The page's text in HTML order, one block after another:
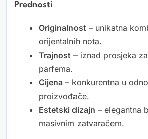
Prednosti
Originalnost – unikatna
orijentalnih nota.
Trajnost – iznad prosjeka
parfema.
Cijena – konkurentna u
proizvođače.
Estetski dizajn – elegantna
masivnim zatvaračem.